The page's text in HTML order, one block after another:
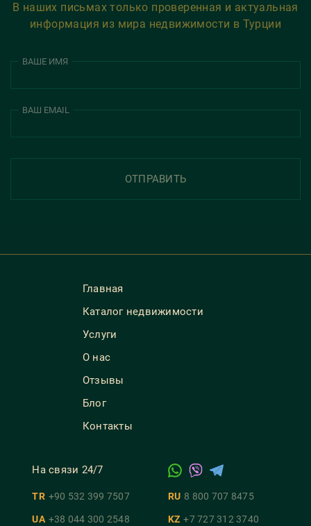
В наших письмах только проверенная и актуальная
информация из мира недвижимости в Турции
ВАШЕ ИМЯ
ВАШ EMAIL
ОТПРАВИТЬ
Главная
Каталог недвижимости
Услуги
О нас
Отзывы
Блог
Контакты
На связи 24/7
TR +90 532 399 7507 RU 8 800 707 8475
UA +38 044 300 2548 KZ +7 727 312 3740